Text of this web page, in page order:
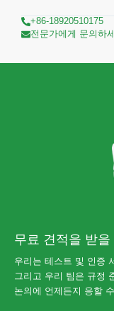
+86-18920510175
전문가에게 문의하
무료 견적을 받
우리는 테스트 및 인증
그리고 우리 팀은 규정
논의에 언제든지 응할